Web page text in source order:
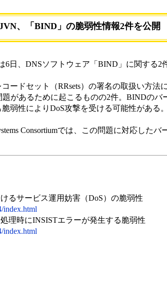
、「BIND」の脆弱性情報2件を公開
6日、DNSソフトウェア「BIND」に関する2
ードセット（RRsets）の署名の取扱い方法
があるために起こるものの2件。BINDのバ
弱性によりDoS攻撃を受ける可能性がある。
Consortiumでは、この問題に対応したバ
サービス運用妨害（DoS）の脆弱性
index.html
理時にINSISTエラーが発生する脆弱性
index.html